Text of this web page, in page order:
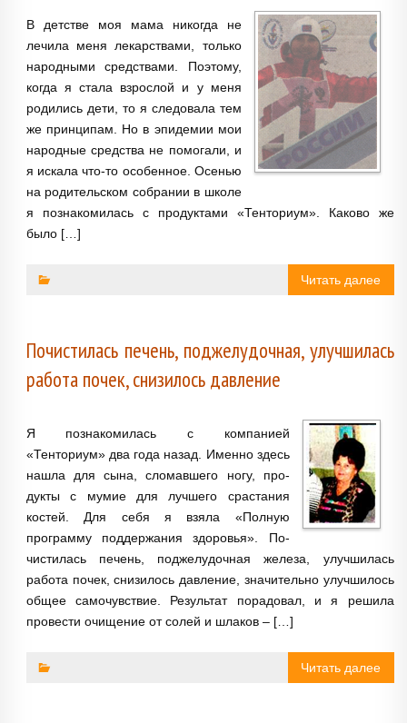
В детстве моя мама никогда не
лечила меня лекарствами, только
народными средствами. Поэтому,
когда я стала взрослой и у меня
родились дети, то я следовала тем
же принципам. Но в эпидемии мои
народные средства не помогали, и
я искала что-то особенное. Осенью
на родительском собрании в школе
я познакомилась с продуктами «Тенториум». Каково же
было […]
Читать далее
По­чистилась печень, поджелу­дочная, улучшилась
работа почек, снизилось дав­ление
Я познакомилась с компанией
«Тенториум» два года на­зад. Именно здесь
нашла для сына, сломавшего ногу, про­
дукты с мумие для лучшего срастания
костей. Для себя я взяла «Полную
программу поддержания здоровья». По­
чистилась печень, поджелу­дочная железа, улучшилась
работа почек, снизилось дав­ление, значительно улучши­лось
общее самочувствие. Результат порадовал, и я ре­шила
провести очищение от солей и шлаков – […]
Читать далее